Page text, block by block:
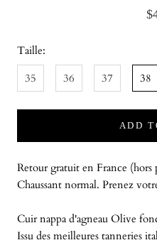
Taille:
35
36 37 38
ADD
Retour gratuit en France (hors
Chaussant normal. Prenez
Cuir nappa d'agneau Olive
Issu des meilleures tanneries